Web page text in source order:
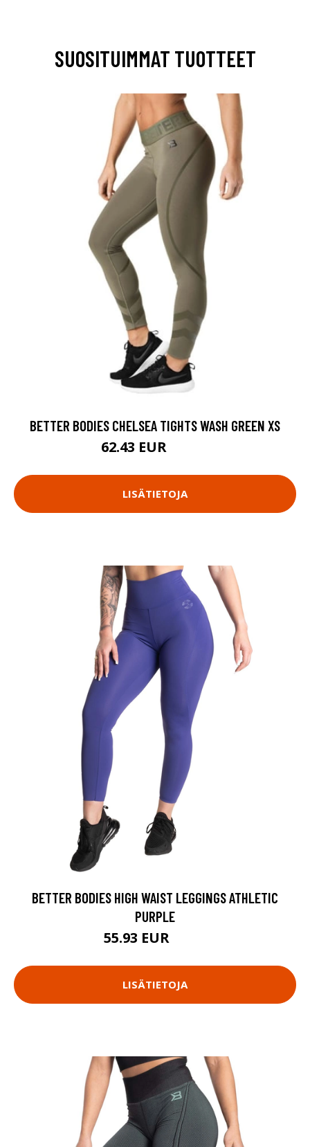
SUOSITUIMMAT TUOTTEET
BETTER BODIES CHELSEA TIGHTS WASH GREEN XS
62.43 EUR
LISÄTIETOJA
BETTER BODIES HIGH WAIST LEGGINGS ATHLETIC
PURPLE
55.93 EUR
LISÄTIETOJA